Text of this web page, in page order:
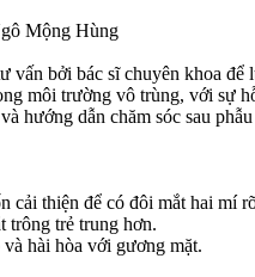
Mộng Hùng
bởi bác sĩ chuyên khoa để
môi trường vô trùng, với sự
hướng dẫn chăm sóc sau
thiện để có đôi mắt hai mí
trông trẻ trung hơn.
hài hòa với gương mặt.